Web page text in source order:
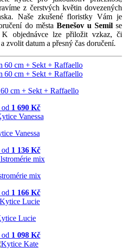
z čerstvých květin dovezených
Naše zkušené floristky Vám je
do města Benešov u Semilse
K objednávce lze přiložit vzkaz, či
zvolit datum a přesný čas doručení.
cm + Sekt + Raffaello
od 1 690 Kč
Vanessa
od 1 136 Kč
mix
od 1 166 Kč
Lucie
od 1 098 Kč